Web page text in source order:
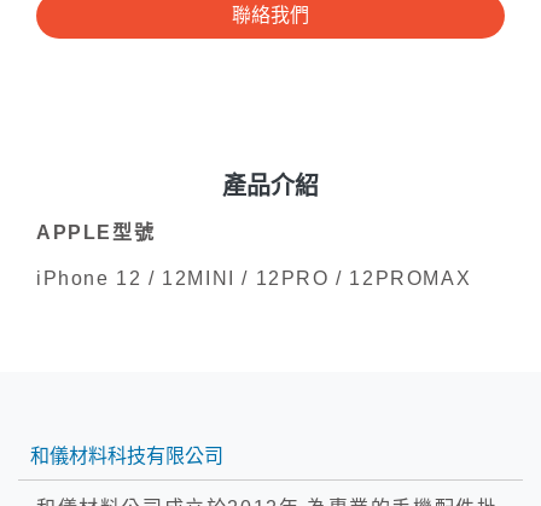
聯絡我們
產品介紹
APPLE型號
iPhone 12 / 12MINI / 12PRO / 12PROMAX
和儀材料科技有限公司